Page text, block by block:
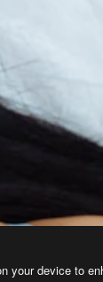
your device to